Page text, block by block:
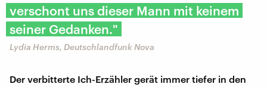
verschont uns dieser Mann mit keinem
seiner Gedanken."
Lydia Herms, Deutschlandfunk Nova
Der verbitterte Ich-Erzähler gerät immer tiefer in den